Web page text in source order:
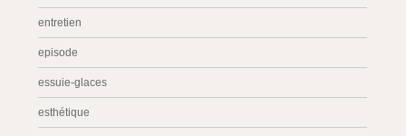
entretien
episode
essuie-glaces
esthétique